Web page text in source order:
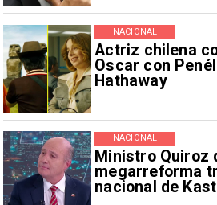
Actriz chilena
Oscar con
Hathaway
NACIONAL
Ministro Quiroz
megarreforma
nacional de Kast
NACIONAL